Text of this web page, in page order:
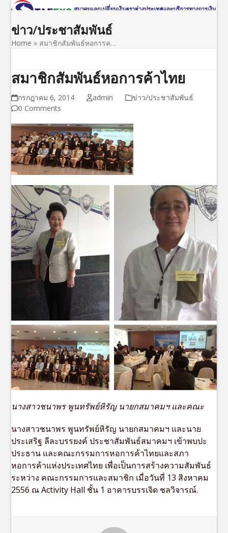
Skip
content
Open
mobile
menu
Close
mobile
menu
ข่าว/ประชาสัมพันธ์
Home » สมาชิกสัมพันธ์หอการค…
สมาชิกสัมพันธ์หอการค้าไทย
กรกฎาคม 6, 2014 admin
ข่าว/ประชาสัมพันธ์
0 Comments
นางสาวชนาพร พูนทรัพย์หิรัญ นายกสมาคมฯ และคณะ
นางสาวชนาพร พูนทรัพย์หิรัญ นายกสมาคมฯ และนาย
ประเสริฐ ลีละบรรยงค์ ประชาสัมพันธ์สมาคมฯ เข้าพบปะ
ประธาน และคณะกรรมการหอการค้าไทยและสภา
หอการค้าแห่งประเทศไทย เพื่อเป็นการสร้างความสัมพันธ์
ระหว่าง คณะกรรมการและสมาชิก เมื่อวันที่ 13 สิงหาคม
2556 ณ Activity Hall ชั้น 1 อาคารบรรเจิด ชลวิจารณ์.